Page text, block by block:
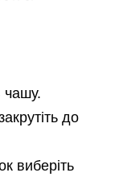
чашу.
до
виберіть